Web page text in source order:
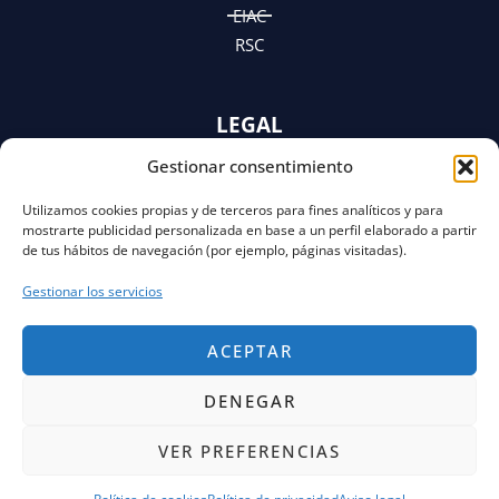
Gestionar consentimiento
Utilizamos cookies propias y de terceros para fines analíticos y para
mostrarte publicidad personalizada en base a un perfil elaborado a partir
de tus hábitos de navegación (por ejemplo, páginas visitadas).
Gestionar los servicios
ACEPTAR
DENEGAR
VER PREFERENCIAS
EIAC
RSC
LEGAL
AVISO LEGAL
Y AVISO DE PRIVACIDAD
POLÍTICA DE COOKIES
Consulting